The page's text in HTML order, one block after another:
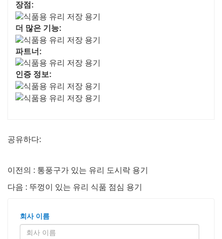
장점:
더 많은 기능:
파트너:
인증 정보:
공유하다:
이전의 : 통풍구가 있는 유리 도시락 용기
다음 : 뚜껑이 있는 유리 식품 점심 용기
회사 이름